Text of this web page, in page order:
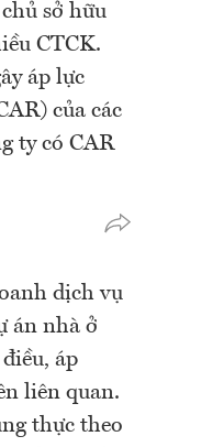
sở hữu
CTCK.
áp lực
của các
ty có CAR
dịch vụ
án nhà ở
áp
liên quan.
thực theo